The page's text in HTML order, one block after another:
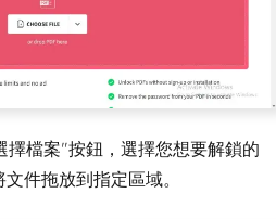
擇檔案"按鈕，選擇您想要解鎖的
件拖放到指定區域。